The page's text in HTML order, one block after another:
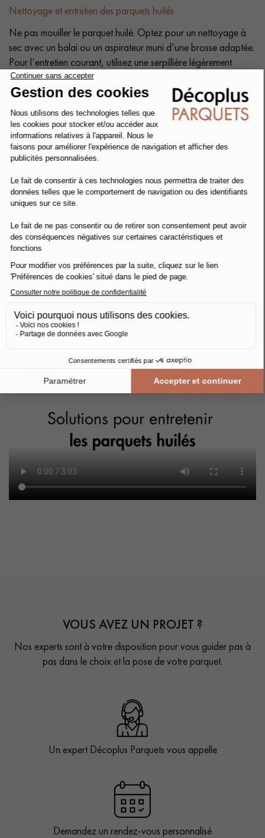
Nettoyage et entretien des parquets huilés
Ne pas mouiller le parquet huilé. Optez pour un nettoyage à
sec avec un balai ou un aspirateur muni d’une brosse adaptée.
Pour l’entretien courant, utilisez une serpillière légèrement
humide avec un savon naturel spécialement formulé pour les
parquets huilés. Un huilage régulier est indispensable pour
restaurer la couche protectrice et préserver l’élégance
naturelle de votre parquet.
Dès la pose, appliquez une huile de protection et de finition
afin de garantir sa durabilité et sa résistance.
VOUS AVEZ UN PROJET ?
Nos experts sont à votre disposition pour vous guider pas à
pas dans le choix et la pose de votre parquet.
Un expert Décoplus Parquets vous appelle
Demandez un rendez-vous personnalisé